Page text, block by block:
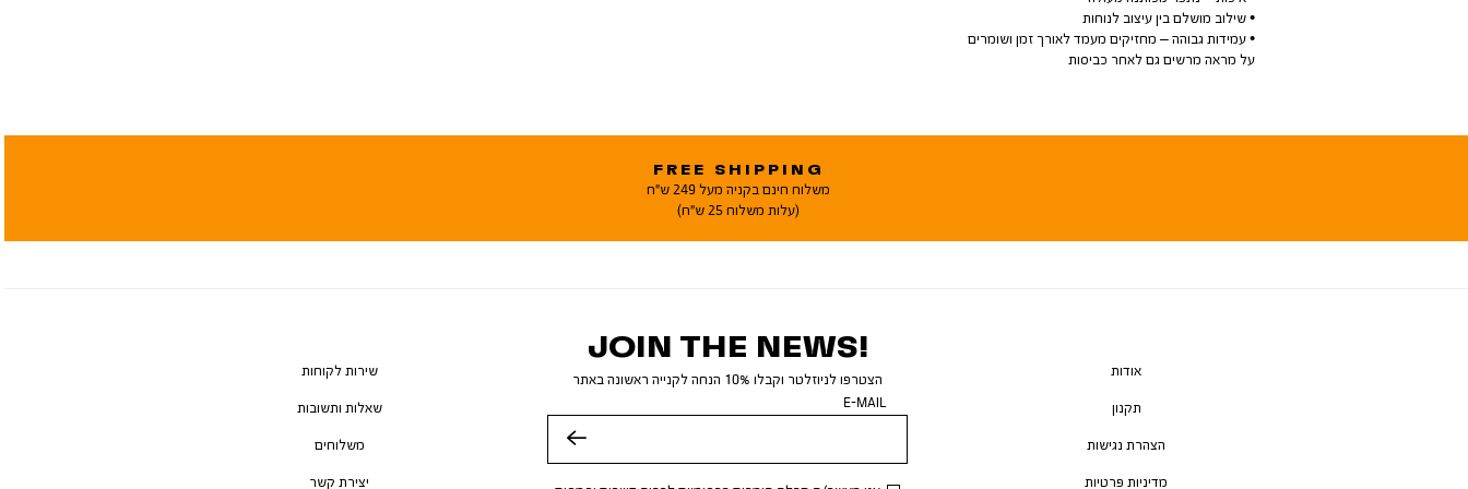
• שילוב מושלם בין עיצוב לנוחות
• עמידות גבוהה – מחזיקים מעמד לאורך זמן ושומרים
על מראה מרשים גם לאחר כביסות
FREE SHIPPING
משלוח חינם בקניה מעל 249 ש"ח
(עלות משלוח 25 ש"ח)
JOIN THE NEWS!
הצטרפו לניוזלטר וקבלו 10% הנחה לקנייה ראשונה באתר
E-MAIL
אודות
תקנון
הצהרת נגישות
מדיניות פרטיות
שירות לקוחות
שאלות ותשובות
משלוחים
יצירת קשר